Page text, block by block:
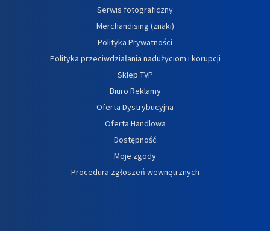
Serwis fotograficzny
Merchandising (znaki)
Polityka Prywatności
Polityka przeciwdziałania nadużyciom i korupcji
Sklep TVP
Biuro Reklamy
Oferta Dystrybucyjna
Oferta Handlowa
Dostępność
Moje zgody
Procedura zgłoszeń wewnętrznych